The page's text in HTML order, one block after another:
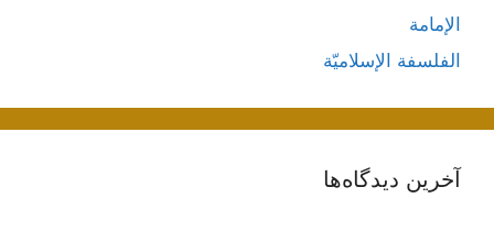
الإمامة
الفلسفة الإسلاميّة
آخرین دیدگاه‌ها